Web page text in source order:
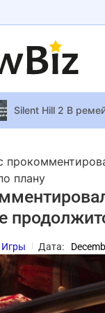
Евгений
Ubisoft
Мурал Сони
Блейк Лайвли
Свитолина,
Фанаты The Last
Українська
плану
Игры Дата: